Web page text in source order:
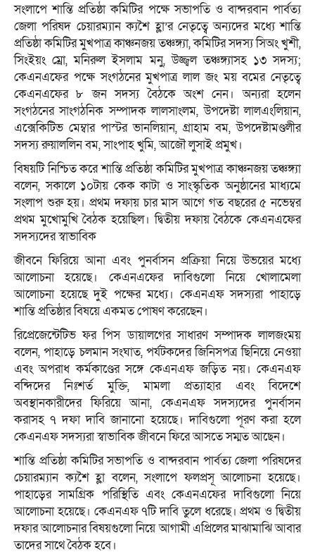
সংলাপে শান্তি প্রতিষ্ঠা কমিটির পক্ষে সভাপতি ও বান্দরবান পার্বত্য
জেলা পরিষদ চেয়ারম্যান ক্যশৈ হ্লা’র নেতৃত্বে অন্যদের মধ্যে শান্তি
প্রতিষ্ঠা কমিটির মুখপাত্র কাঞ্চনজয় তঞ্চঙ্গ্যা, কমিটির সদস্য সিঅং খুশী,
সিংইয়ং ম্রো, মনিরুল ইসলাম মনু, উজ্জ্বল তঞ্চঙ্গ্যাসহ ১৩ সদস্য;
কেএনএফের পক্ষে সংগঠনের মুখপাত্র লাল জং ময় বমের নেতৃত্বে
কেএনএফের ৮ জন সদস্য বৈঠকে অংশ নেন। অন্যরা হলেন
সংগঠনের সাংগঠনিক সম্পাদক লালসাংলম, উপদেষ্টা লালএংলিয়ান,
এক্সেকিটিভ মেম্বার পাস্টর ভানলিয়ান, গ্রাহাম বম, উপদেষ্টামণ্ডলীর
সদস্য রুয়াললিন বম, সাংপাহ খুমি, আজৌ লুসাই প্রমুখ।
বিষয়টি নিশ্চিত করে শান্তি প্রতিষ্ঠা কমিটির মুখপাত্র কাঞ্চনজয় তঞ্চঙ্গ্যা
বলেন, সকালে ১০টায় কেক কাটা ও সাংস্কৃতিক অনুষ্ঠানের মাধ্যমে
সংলাপ শুরু হয়। প্রথম দফায় চার মাস আগে গত বছরের ৫ নভেম্বর
প্রথম মুখোমুখি বৈঠক হয়েছিল। দ্বিতীয় দফায় বৈঠকে কেএনএফের
সদস্যদের স্বাভাবিক
জীবনে ফিরিয়ে আনা এবং পুনর্বাসন প্রক্রিয়া নিয়ে উভয়ের মধ্যে
আলোচনা হয়েছে। কেএনএফের দাবিগুলো নিয়ে খোলামেলা
আলোচনা হয়েছে দুই পক্ষের মধ্যে। কেএনএফ সদস্যরা পাহাড়ে
শান্তি প্রতিষ্ঠার বিষয়ে একমত পোষণ করেছেন।
রিপ্রেজেন্টেটিভ ফর পিস ডায়ালগের সাধারণ সম্পাদক লালজংময়
বলেন, পাহাড়ে চলমান সংঘাত, পর্যটকদের জিনিসপত্র ছিনিয়ে নেওয়া
এবং অপরাধ কর্মকাণ্ডের সঙ্গে কেএনএফ জড়িত নয়। কেএনএফ
বন্দিদের নিঃশর্ত মুক্তি, মামলা প্রত্যাহার এবং বিদেশে
অবস্থানকারীদের ফিরিয়ে আনা, কেএনএফ সদস্যদের পুনর্বাসন
করাসহ ৭ দফা দাবি জানানো হয়েছে। দাবিগুলো পূরণ করা হলে
কেএনএফ সদস্যরা স্বাভাবিক জীবনে ফিরে আসতে সম্মত আছেন।
শান্তি প্রতিষ্ঠা কমিটির সভাপতি ও বান্দরবান পার্বত্য জেলা পরিষদের
চেয়ারম্যান ক্যশৈ হ্লা বলেন, সংলাপে ফলপ্রসূ আলোচনা হয়েছে।
পাহাড়ের সামগ্রিক পরিস্থিতি এবং কেএনএফের দাবিগুলো নিয়ে
আলোচনা হয়েছে। কেএনএফ ৭টি দাবি তুলে ধরেছে। প্রথম ও দ্বিতীয়
দফার আলোচনার বিষয়গুলো নিয়ে আগামী এপ্রিলের মাঝামাঝি আবার
তাদের সাথে বৈঠক হবে।